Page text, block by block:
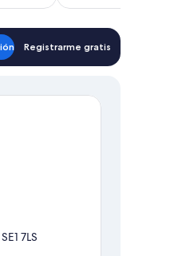
188 €
Registrarme gratis
7LS